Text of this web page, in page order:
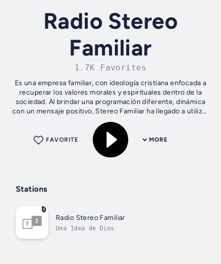
Radio Stereo
Familiar
1.7K Favorites
Es una empresa familiar, con ideología cristiana enfocada a
recuperar los valores morales y espirituales dentro de la
sociedad. Al brindar una programación diferente, dinámica
con un mensaje positivo, Stereo Familiar ha llegado a utilizar
niveles...
MORE
FAVORITE
Stations
Radio Stereo Familiar
Una Idea de Dios